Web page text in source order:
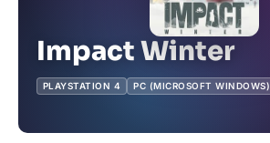
Impact Winter
PLAYSTATION 4 PC (MICROSOFT WINDOWS)